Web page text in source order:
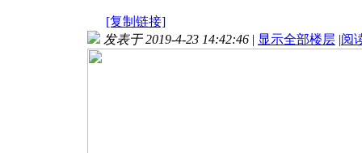
[复制链接]
发表于 2019-4-23 14:42:46 | 显示全部楼层 |阅